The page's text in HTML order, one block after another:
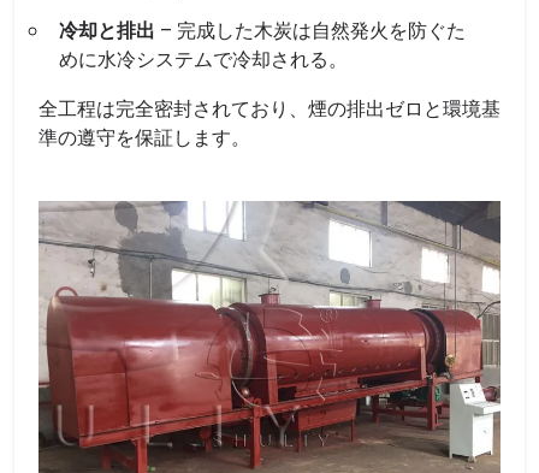
冷却と排出 – 完成した木炭は自然発火を防ぐた
めに水冷システムで冷却される。
全工程は完全密封されており、煙の排出ゼロと環境基
準の遵守を保証します。